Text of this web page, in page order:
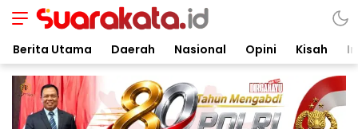
Suarakata.id
Kata Bicara Suara Bergerak
Berita Utama Daerah Nasional Opini Kisah